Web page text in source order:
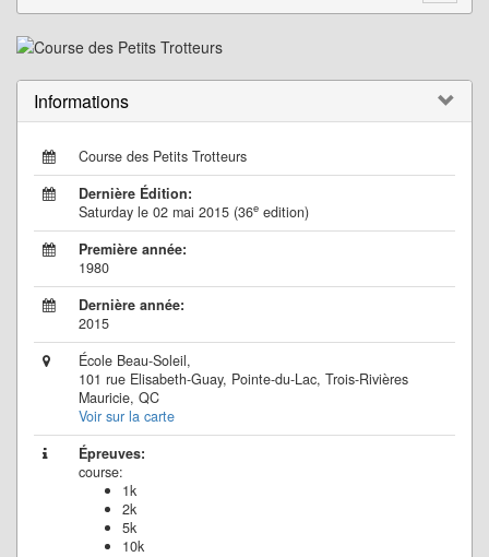
Informations
Course des Petits Trotteurs
Dernière Édition:
Saturday le 02 mai 2015 (36e edition)
Première année:
1980
Dernière année:
2015
École Beau-Soleil,
101 rue Elisabeth-Guay, Pointe-du-Lac, Trois-Rivières
Mauricie, QC
Voir sur la carte
Épreuves:
course:
1k
2k
5k
10k